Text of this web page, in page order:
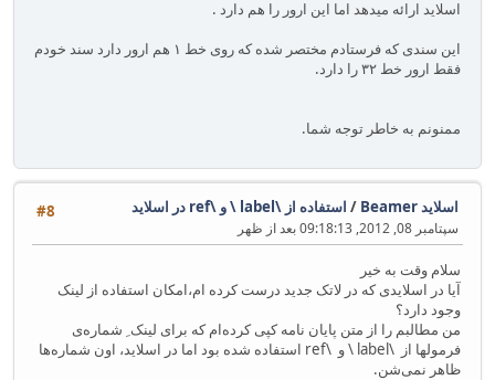
اسلاید ارائه میدهد اما این ارور را هم دارد .
این سندی که فرستادم مختصر شده که روی خط ۱ هم ارور دارد سند خودم
فقط ارور خط ۳۲ را دارد.
ممنونم به خاطر توجه شما.
#8 اسلاید Beamer / استفاده از \label \ و \ref در اسلاید
سپتامبر 08, 2012, 09:18:13 بعد از ظهر
سلام وقت به خیر
آیا در اسلایدی که در لاتک جدید درست کرده ام،‌امکان استفاده از لینک
وجود دارد؟
من مطالبم را از متن پایان نامه کپی کرده‌ام که برای لینک ِ شماره‌ی
فرمولها از \label \ و \ref استفاده شده بود اما در اسلاید،‌ اون شماره‌ها
ظاهر نمی‌شن.